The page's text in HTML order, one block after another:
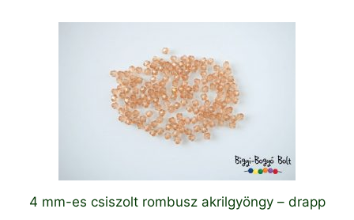
4 mm-es csiszolt rombusz akrilgyöngy – drapp